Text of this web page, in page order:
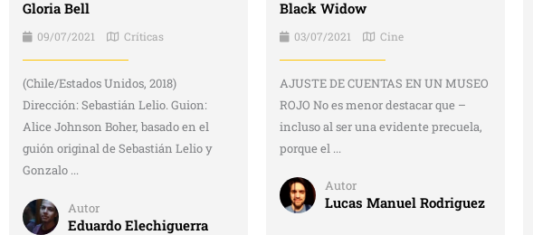
Gloria Bell
09/07/2021 Críticas
(Chile/Estados Unidos, 2018)
Dirección: Sebastián Lelio. Guion:
Alice Johnson Boher, basado en el
guión original de Sebastián Lelio y
Gonzalo ...
Autor
Eduardo Elechiguerra
Black Widow
03/07/2021 Cine
AJUSTE DE CUENTAS EN UN MUSEO
ROJO No es menor destacar que –
incluso al ser una evidente precuela,
porque el ...
Autor
Lucas Manuel Rodriguez